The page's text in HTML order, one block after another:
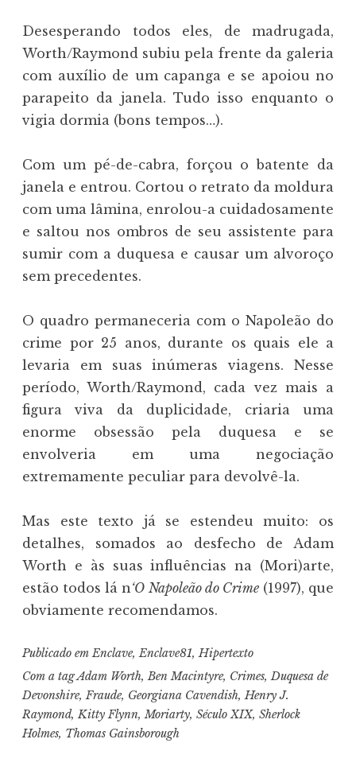
Desesperando todos eles, de madrugada,
Worth/Raymond subiu pela frente da galeria
com auxílio de um capanga e se apoiou no
parapeito da janela. Tudo isso enquanto o
vigia dormia (bons tempos…).
Com um pé-de-cabra, forçou o batente da
janela e entrou. Cortou o retrato da moldura
com uma lâmina, enrolou-a cuidadosamente
e saltou nos ombros de seu assistente para
sumir com a duquesa e causar um alvoroço
sem precedentes.
O quadro permaneceria com o Napoleão do
crime por 25 anos, durante os quais ele a
levaria em suas inúmeras viagens. Nesse
período, Worth/Raymond, cada vez mais a
figura viva da duplicidade, criaria uma
enorme obsessão pela duquesa e se
envolveria em uma negociação
extremamente peculiar para devolvê-la.
Mas este texto já se estendeu muito: os
detalhes, somados ao desfecho de Adam
Worth e às suas influências na (Mori)arte,
estão todos lá n‘O Napoleão do Crime(1997), que
obviamente recomendamos.
Publicado emEnclave,Enclave81,Hipertexto
Com a tagAdam Worth,Ben Macintyre, Crimes,Duquesa de
Devonshire,Fraude, Georgiana Cavendish,Henry J.
Raymond,Kitty Flynn,Moriarty, Século XIX, Sherlock
Holmes, Thomas Gainsborough